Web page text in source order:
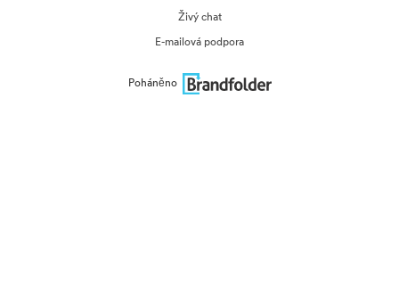
Živý chat
E-mailová podpora
Poháněno